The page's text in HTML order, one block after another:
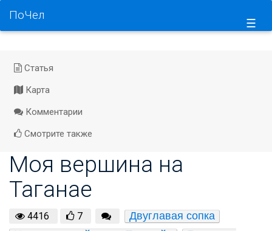
☰
ПоЧел
Статья
Карта
Комментарии
Смотрите также
Моя вершина на
Таганае
4416 7
Двуглавая сопка